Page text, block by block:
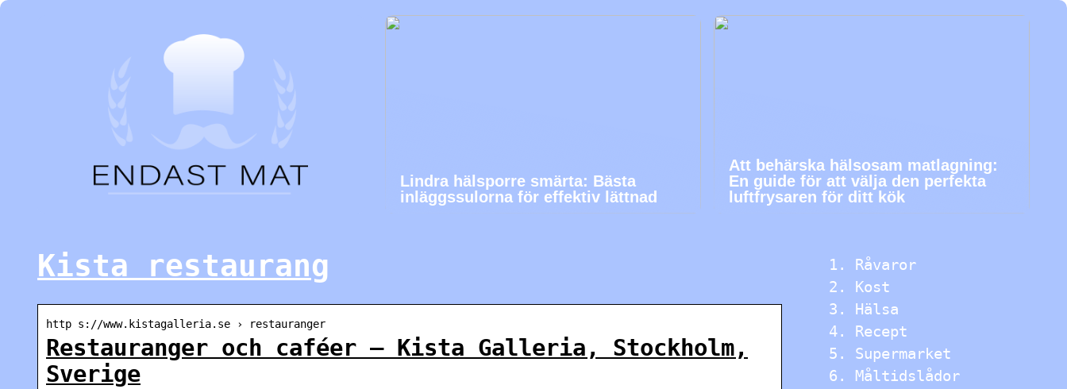
Lindra hälsporre smärta: Bästa
inläggssulorna för effektiv lättnad
Att behärska hälsosam matlagning:
En guide för att välja den perfekta
luftfrysaren för ditt kök
Kista restaurang
http s://www.kistagalleria.se › restauranger
Restauranger och caféer – Kista Galleria, Stockholm,
Sverige
Råvaror
Kost
Hälsa
Recept
Supermarket
Måltidslådor